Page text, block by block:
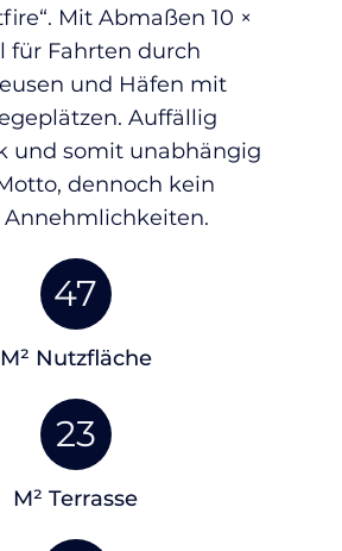
Mit Abmaßen 10 ×
für Fahrten durch
und Häfen mit
Auffällig
und somit unabhängig
dennoch kein
Annehmlichkeiten.
47
M² Nutzfläche
23
M² Terrasse